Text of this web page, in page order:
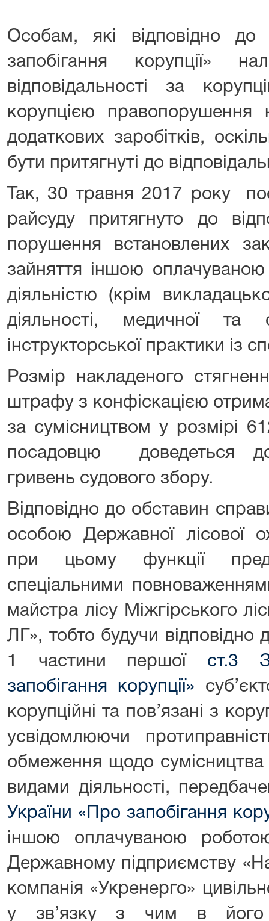
Особам, які відповідно
запобігання корупції»
відповідальності за
корупцією правопорушення
додаткових заробітків,
бути притягнуті до
Так, 30 травня 2017 року
райсуду притягнуто до
порушення встановлених
зайняття іншою
діяльністю (крім
діяльності, медичної та
інструкторської практики із
Розмір накладеного
штрафу з конфіскацією
за сумісництвом у розмірі
посадовцю доведеться
гривень судового збору.
Відповідно до обставин
особою Державної лісової
при цьому функції
спеціальними
майстра лісу Міжгірського
ЛГ», тобто будучи відповідно
1 частини першої ст.3
запобігання корупції»
корупційні та пов’язані з
усвідомлюючи
обмеження щодо
видами діяльності,
України «Про запобігання
іншою оплачуваною
Державному підприємству
компанія «Укренерго»
у зв’язку з чим в його